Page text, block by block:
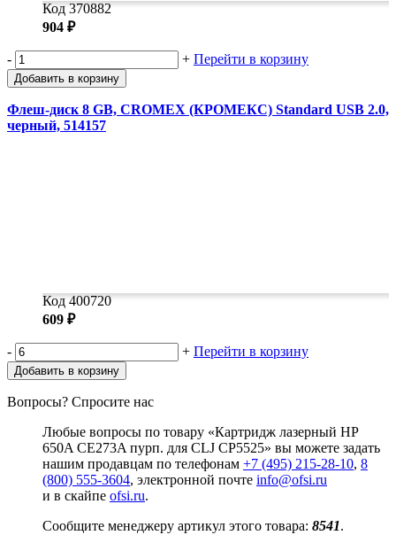
Код 370882
904 ₽
- + Перейти в корзину
Добавить в корзину
Флеш-диск 8 GB, CROMEX (КРОМЕКС) Standard USB 2.0,
черный, 514157
Код 400720
609 ₽
- + Перейти в корзину
Добавить в корзину
Вопросы? Спросите нас
Любые вопросы по товару «Картридж лазерный HP
650A CE273A пурп. для CLJ CP5525» вы можете задать
нашим продавцам по телефонам +7 (495) 215-28-10, 8
(800) 555-3604, электронной почте info@ofsi.ru
и в скайпе ofsi.ru.
Сообщите менеджеру артикул этого товара: 8541.